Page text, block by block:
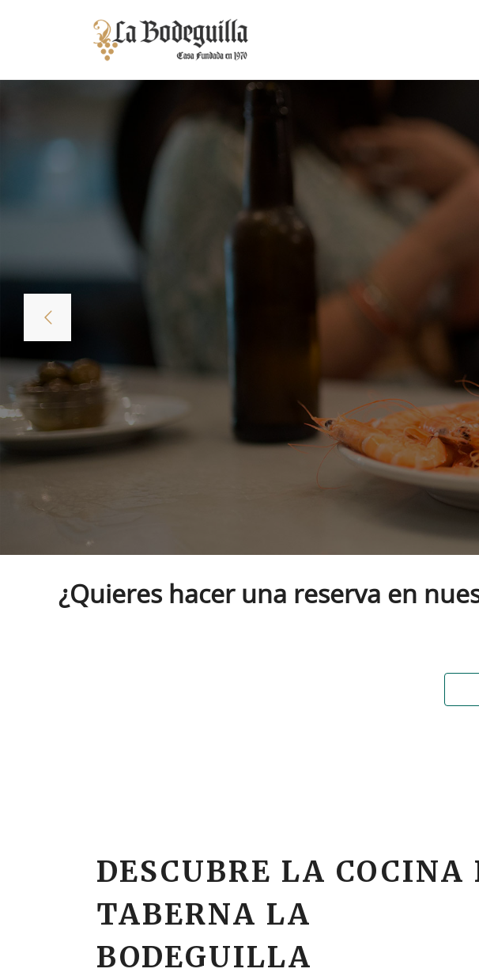
¿Quieres hacer una reserva en
DESCUBRE LA COCINA
TABERNA LA
BODEGUILLA